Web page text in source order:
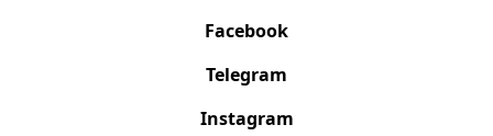
Facebook
Telegram
Instagram